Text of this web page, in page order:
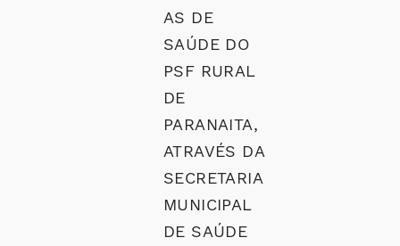
AS DE
SAÚDE DO
PSF RURAL
DE
PARANAITA,
ATRAVÉS DA
SECRETARIA
MUNICIPAL
DE SAÚDE